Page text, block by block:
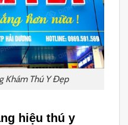
Khám Thú Y Đẹp
hiệu thú y